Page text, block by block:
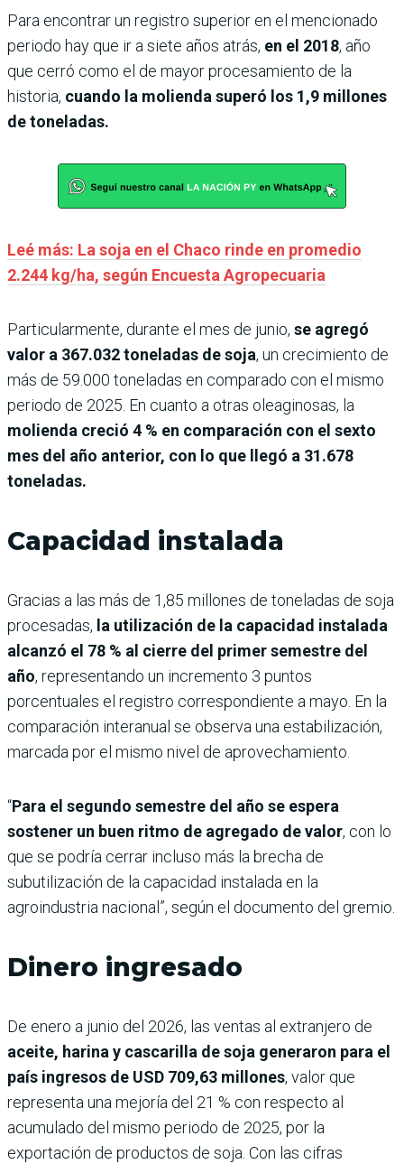
Para encontrar un registro superior en el mencionado
periodo hay que ir a siete años atrás, en el 2018, año
que cerró como el de mayor procesamiento de la
historia, cuando la molienda superó los 1,9 millones
de toneladas.
Leé más: La soja en el Chaco rinde en promedio
2.244 kg/ha, según Encuesta Agropecuaria
Particularmente, durante el mes de junio, se agregó
valor a 367.032 toneladas de soja, un crecimiento de
más de 59.000 toneladas en comparado con el mismo
periodo de 2025. En cuanto a otras oleaginosas, la
molienda creció 4 % en comparación con el sexto
mes del año anterior, con lo que llegó a 31.678
toneladas.
Capacidad instalada
Gracias a las más de 1,85 millones de toneladas de soja
procesadas, la utilización de la capacidad instalada
alcanzó el 78 % al cierre del primer semestre del
año, representando un incremento 3 puntos
porcentuales el registro correspondiente a mayo. En la
comparación interanual se observa una estabilización,
marcada por el mismo nivel de aprovechamiento.
“Para el segundo semestre del año se espera
sostener un buen ritmo de agregado de valor, con lo
que se podría cerrar incluso más la brecha de
subutilización de la capacidad instalada en la
agroindustria nacional”, según el documento del gremio.
Dinero ingresado
De enero a junio del 2026, las ventas al extranjero de
aceite, harina y cascarilla de soja generaron para el
país ingresos de USD 709,63 millones, valor que
representa una mejoría del 21 % con respecto al
acumulado del mismo periodo de 2025, por la
exportación de productos de soja. Con las cifras